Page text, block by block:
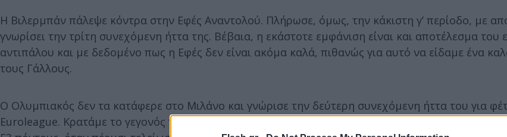
Η Βιλερμπάν πάλεψε κόντρα στην Εφές Αναντολού. Πλήρωσε, όμως, την κάκιστη γ’ περίοδο, με
γνωρίσει την τρίτη συνεχόμενη ήττα της. Βέβαια, η εκάστοτε εμφάνιση είναι και αποτέλεσμα του
αντιπάλου και με δεδομένο πως η Εφές δεν είναι ακόμα καλά, πιθανώς για αυτό να είδαμε ένα
τους Γάλλους.
Ο Ολυμπιακός δεν τα κατάφερε στο Μιλάνο και γνώρισε την δεύτερη συνεχόμενη ήττα του για
Euroleague. Κρατάμε το γεγονός πως οι «ερυθρόλευκοι» έμειναν πολύ χαμηλά στο σκορ.